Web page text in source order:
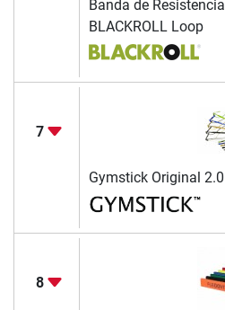
Banda de Resistencia
BLACKROLL Loop
7
Gymstick Original 2.0
8